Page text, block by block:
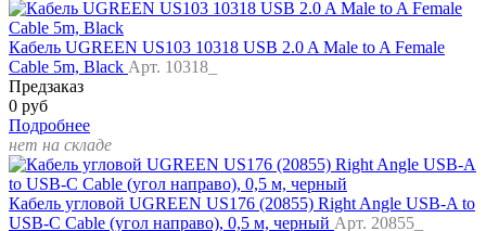
Кабель UGREEN US103 10318 USB 2.0 A Male to A Female
Cable 5m, Black Арт. 10318_
Предзаказ
0 руб
Подробнее
нет на складе
Кабель угловой UGREEN US176 (20855) Right Angle USB-A to
USB-C Cable (угол направо), 0,5 м, черный Арт. 20855_